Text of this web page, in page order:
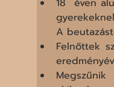
18  éven
A
Felnőttek